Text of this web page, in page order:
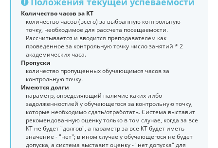
Количество часов за КТ
количество часов (всего) за выбранную контрольную
точку, необходимое для рассчета посещаемости.
Рассчитывается и вводится преподавателем как
проведенное за контрольную точку число занятий * 2
академических часа.
Пропуски
количество пропущенных обучающимся часов за
контрольную точку.
Имеются долги
параметр, определяющий наличие каких-либо
задолженностией у обучающегося за контрольную точку,
которые необходимо сдать/отработать. Система выставит
рекомендованную оценку только в том случае, когда за все
КТ не будет "долгов", а параметр за все КТ будет иметь
значение - "нет"; в ином случае у обучающегося не будет
допуска, а система выставит оценку - "нет допуска" для